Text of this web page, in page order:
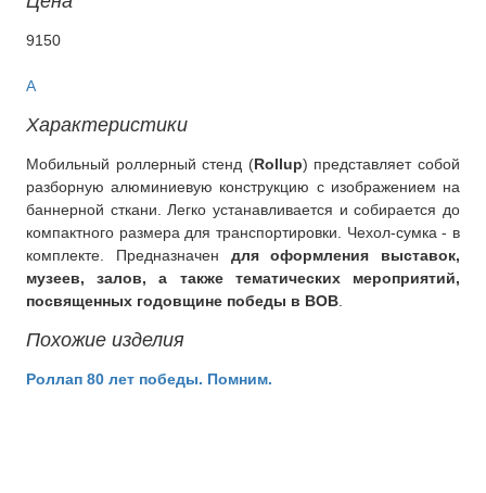
9150
A
Характеристики
Мобильный роллерный стенд (Rollup) представляет собой
разборную алюминиевую конструкцию с изображением на
баннерной сткани. Легко устанавливается и собирается до
компактного размера для транспортировки. Чехол-сумка - в
комплекте. Предназначен для оформления выставок,
музеев, залов, а также тематических мероприятий,
посвященных годовщине победы в ВОВ.
Похожие изделия
Роллап 80 лет победы. Помним.